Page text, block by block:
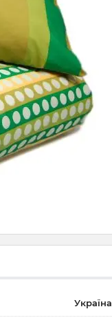
Україна